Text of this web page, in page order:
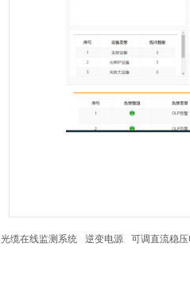
光缆在线监测系统 逆变电源 可调直流稳